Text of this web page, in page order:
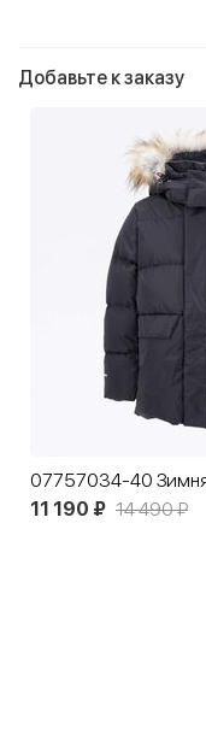
Добавьте к заказу
11 190 ₽ 14 490 ₽